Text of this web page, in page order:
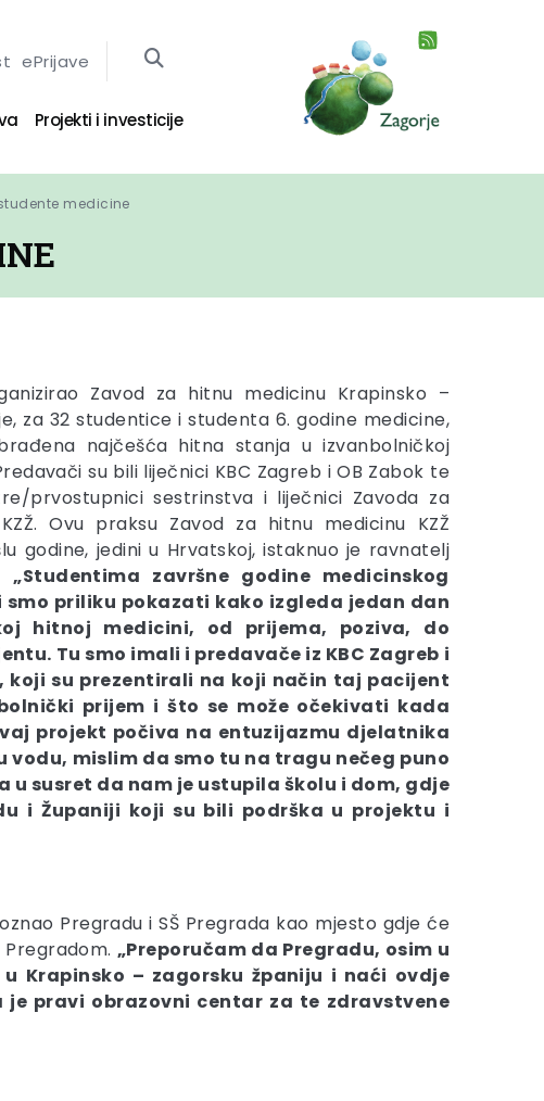
ePrijave
Projekti i investicije
medicine
Zavod za hitnu medicinu Krapinsko –
za 32 studentice i studenta 6. godine medicine,
najčešća hitna stanja u izvanbolničkoj
su bili liječnici KBC Zagreb i OB Zabok te
prvostupnici sestrinstva i liječnici Zavoda za
Ovu praksu Zavod za hitnu medicinu KZŽ
godine, jedini u Hrvatskoj, istaknuo je ravnatelj
„Studentima završne godine medicinskog
priliku pokazati kako izgleda jedan dan
hitnoj medicini, od prijema, poziva, do
Tu smo imali i predavače iz KBC Zagreb i
koji su prezentirali na koji način taj pacijent
prijem i što se može očekivati kada
projekt počiva na entuzijazmu djelatnika
vodu, mislim da smo tu na tragu nečeg puno
u susret da nam je ustupila školu i dom, gdje
i Županiji koji su bili podrška u projektu i
Pregradu i SŠ Pregrada kao mjesto gdje će
„Preporučam da Pregradu, osim u
Krapinsko – zagorsku žpaniju i naći ovdje
pravi obrazovni centar za te zdravstvene